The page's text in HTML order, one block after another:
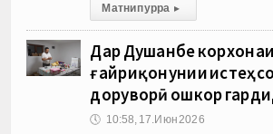
Матни пурра ▸
Дар Душанбе корхонаи
ғайриқонунии
доруворӣ ошкор
🕔 10:58, 17.Июн 2026